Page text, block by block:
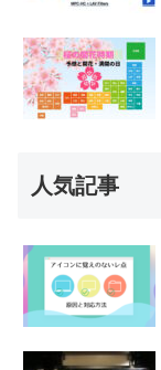
人気記事